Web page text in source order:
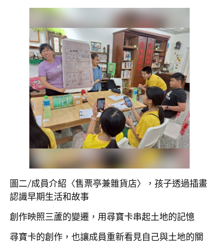
圖二/成員介紹〈售票亭兼雜貨店〉，孩子透過插畫
認識早期生活和故事
創作映照三蘆的變遷，用尋寶卡串起土地的記憶
尋寶卡的創作，也讓成員重新看見自己與土地的關